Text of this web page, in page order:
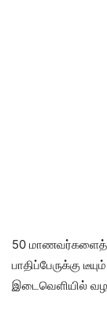
50 மாணவர்களைத்
பாதிப்பேருக்கு
இடைவெளியில்